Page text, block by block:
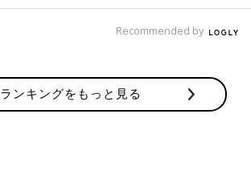
Recommended by
ランキングをもっと見る